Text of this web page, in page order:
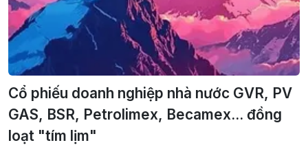
Cổ phiếu doanh nghiệp nhà nước GVR, PV
GAS, BSR, Petrolimex, Becamex... đồng
loạt "tím lịm"